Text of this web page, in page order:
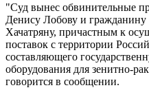
"Суд вынес обвинительные
Денису Лобову и
Хачатряну, причастным к
поставок с территории
составляющего
оборудования для зенитно-
говорится в сообщении.